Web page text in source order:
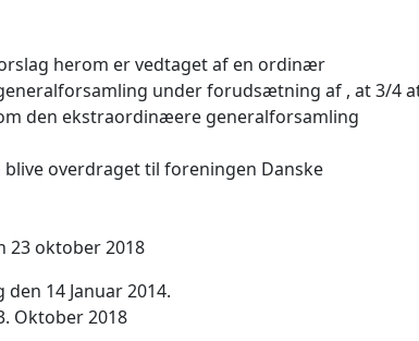
herom er vedtaget af en ordinær
under forudsætning af , at 3/4
den ekstraordinæere generalforsamling
overdraget til foreningen Danske
23 oktober 2018
14 Januar 2014.
Oktober 2018